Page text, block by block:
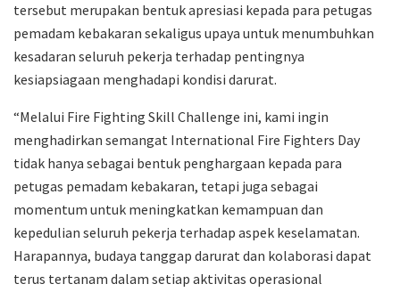
tersebut merupakan bentuk apresiasi kepada para petugas
pemadam kebakaran sekaligus upaya untuk menumbuhkan
kesadaran seluruh pekerja terhadap pentingnya
kesiapsiagaan menghadapi kondisi darurat.
“Melalui Fire Fighting Skill Challenge ini, kami ingin
menghadirkan semangat International Fire Fighters Day
tidak hanya sebagai bentuk penghargaan kepada para
petugas pemadam kebakaran, tetapi juga sebagai
momentum untuk meningkatkan kemampuan dan
kepedulian seluruh pekerja terhadap aspek keselamatan.
Harapannya, budaya tanggap darurat dan kolaborasi dapat
terus tertanam dalam setiap aktivitas operasional